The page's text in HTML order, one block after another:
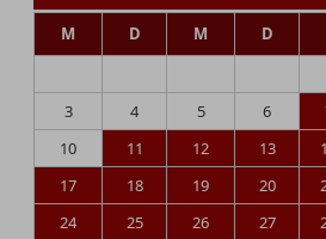
M D M D
3
4 5 6
10
11 12 13
17
18 19 20
24
25 26 27